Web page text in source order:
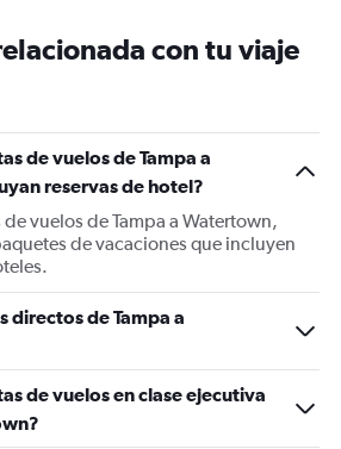
con tu viaje
de vuelos de Tampa a
reservas de hotel?
vuelos de Tampa a Watertown,
de vacaciones que incluyen
directos de Tampa a
de vuelos en clase ejecutiva